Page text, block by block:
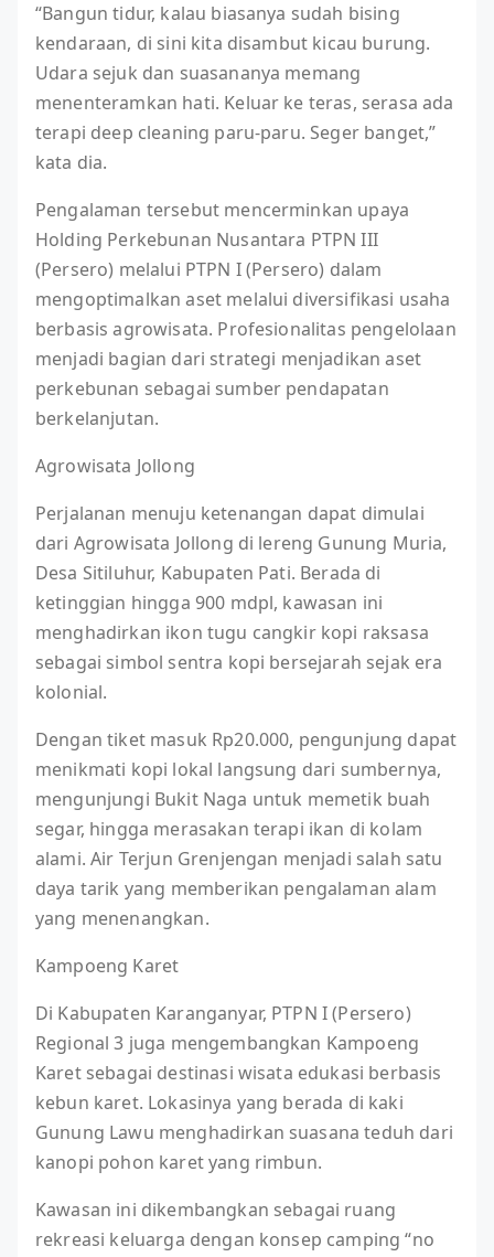
“Bangun tidur, kalau biasanya sudah bising
kendaraan, di sini kita disambut kicau burung.
Udara sejuk dan suasananya memang
menenteramkan hati. Keluar ke teras, serasa ada
terapi deep cleaning paru-paru. Seger banget,”
kata dia.
Pengalaman tersebut mencerminkan upaya
Holding Perkebunan Nusantara PTPN III
(Persero) melalui PTPN I (Persero) dalam
mengoptimalkan aset melalui diversifikasi usaha
berbasis agrowisata. Profesionalitas pengelolaan
menjadi bagian dari strategi menjadikan aset
perkebunan sebagai sumber pendapatan
berkelanjutan.
Agrowisata Jollong
Perjalanan menuju ketenangan dapat dimulai
dari Agrowisata Jollong di lereng Gunung Muria,
Desa Sitiluhur, Kabupaten Pati. Berada di
ketinggian hingga 900 mdpl, kawasan ini
menghadirkan ikon tugu cangkir kopi raksasa
sebagai simbol sentra kopi bersejarah sejak era
kolonial.
Dengan tiket masuk Rp20.000, pengunjung dapat
menikmati kopi lokal langsung dari sumbernya,
mengunjungi Bukit Naga untuk memetik buah
segar, hingga merasakan terapi ikan di kolam
alami. Air Terjun Grenjengan menjadi salah satu
daya tarik yang memberikan pengalaman alam
yang menenangkan.
Kampoeng Karet
Di Kabupaten Karanganyar, PTPN I (Persero)
Regional 3 juga mengembangkan Kampoeng
Karet sebagai destinasi wisata edukasi berbasis
kebun karet. Lokasinya yang berada di kaki
Gunung Lawu menghadirkan suasana teduh dari
kanopi pohon karet yang rimbun.
Kawasan ini dikembangkan sebagai ruang
rekreasi keluarga dengan konsep camping “no